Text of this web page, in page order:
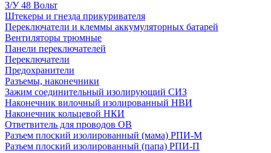
З/У 48 Вольт
Штекеры и гнезда прикуривателя
Переключатели и клеммы аккумуляторных батарей
Вентиляторы трюмные
Панели переключателей
Переключатели
Предохранители
Разъемы, наконечники
Зажим соединительный изолирующий СИЗ
Наконечник вилочный изолированный НВИ
Наконечник кольцевой НКИ
Ответвитель для проводов ОВ
Разъем плоский изолированный (мама) РПИ-М
Разъем плоский изолированный (папа) РПИ-П